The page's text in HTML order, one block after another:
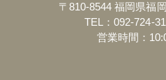
〒810-8544 福岡県福
TEL：092-724-
営業時間：